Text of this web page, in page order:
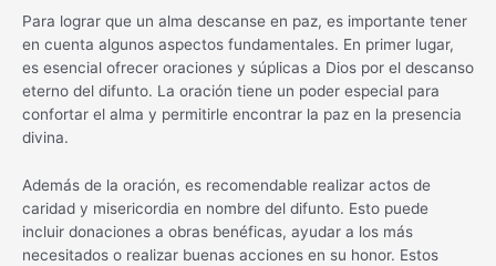
Para lograr que un alma descanse en paz, es importante tener
en cuenta algunos aspectos fundamentales. En primer lugar,
es esencial ofrecer oraciones y súplicas a Dios por el descanso
eterno del difunto. La oración tiene un poder especial para
confortar el alma y permitirle encontrar la paz en la presencia
divina.
Además de la oración, es recomendable realizar actos de
caridad y misericordia en nombre del difunto. Esto puede
incluir donaciones a obras benéficas, ayudar a los más
necesitados o realizar buenas acciones en su honor. Estos